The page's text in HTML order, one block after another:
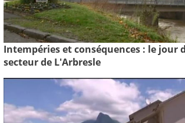
Intempéries et conséquences : le jour
secteur de L'Arbresle